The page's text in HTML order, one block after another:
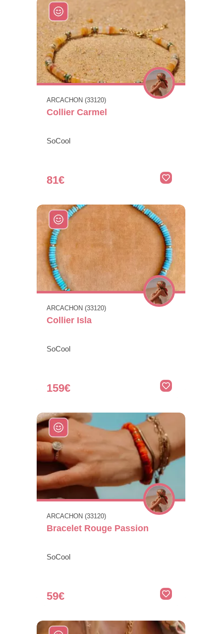
ARCACHON (33120)
Collier Carmel
SoCool
81€
ARCACHON (33120)
Collier Isla
SoCool
159€
ARCACHON (33120)
Bracelet Rouge Passion
SoCool
59€